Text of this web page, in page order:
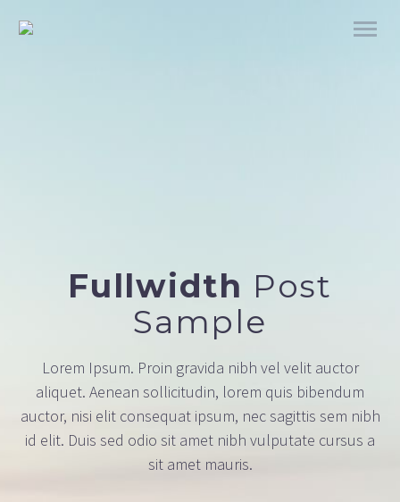
Fullwidth Post
Sample
Lorem Ipsum. Proin gravida nibh vel velit auctor
aliquet. Aenean sollicitudin, lorem quis bibendum
auctor, nisi elit consequat ipsum, nec sagittis sem nibh
id elit. Duis sed odio sit amet nibh vulputate cursus a
sit amet mauris.